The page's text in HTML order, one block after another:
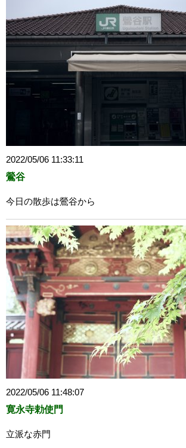
2022/05/06 11:33:11
鶯谷
今日の散歩は鶯谷から
2022/05/06 11:48:07
寛永寺勅使門
立派な赤門